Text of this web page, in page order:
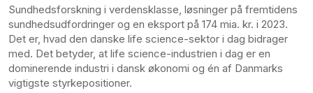
Sundhedsforskning i verdensklasse, løsninger på fremtidens
sundhedsudfordringer og en eksport på 174 mia. kr. i 2023.
Det er, hvad den danske life science-sektor i dag bidrager
med. Det betyder, at life science-industrien i dag er en
dominerende industri i dansk økonomi og én af Danmarks
vigtigste styrkepositioner.